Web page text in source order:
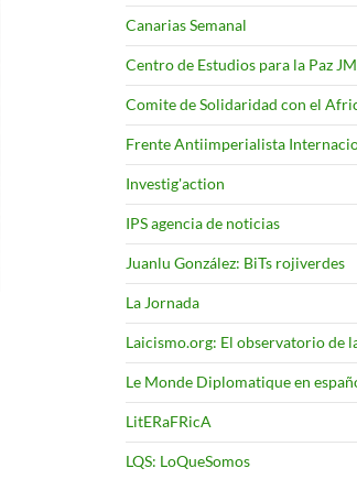
Canarias Semanal
Centro de Estudios para la Paz
Comite de Solidaridad con el
Frente Antiimperialista
Investig'action
IPS agencia de noticias
Juanlu González: BiTs rojiverdes
La Jornada
Laicismo.org: El observatorio de
Le Monde Diplomatique en
LitERaFRicA
LQS: LoQueSomos